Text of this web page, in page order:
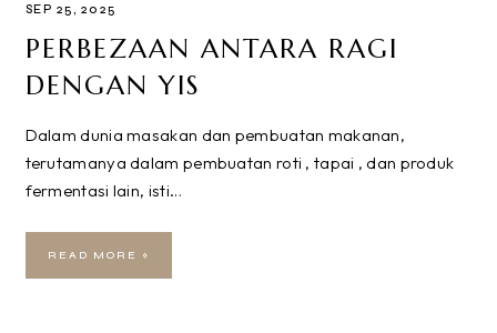
SEP 25, 2025
PERBEZAAN ANTARA RAGI
DENGAN YIS
Dalam dunia masakan dan pembuatan makanan,
terutamanya dalam pembuatan roti , tapai , dan produk
fermentasi lain, isti…
READ MORE »